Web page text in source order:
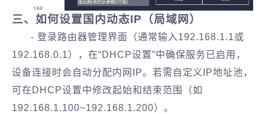
三、如何设置国内动态IP（局域网）
- 登录路由器管理界面（通常输入192.168.1.1或
192.168.0.1），在“DHCP设置”中确保服务已启用，
设备连接时会自动分配内网IP。若需自定义IP地址池，
可在DHCP设置中修改起始和结束范围（如
192.168.1.100~192.168.1.200）。